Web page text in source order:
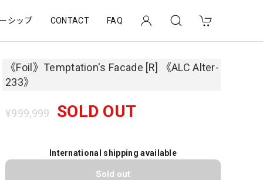
シップ CONTACT FAQ
《Foil》Temptation's Facade [R] 《ALC Alter-
233》
¥999,999 SOLD OUT
International shipping available
Sold out